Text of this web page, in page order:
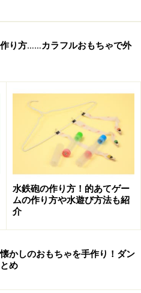
り方……カラフルおもちゃで外
水鉄砲の作り方！的あてゲー
ムの作り方や水遊び方法も紹
介
かしのおもちゃを手作り！ダン
め